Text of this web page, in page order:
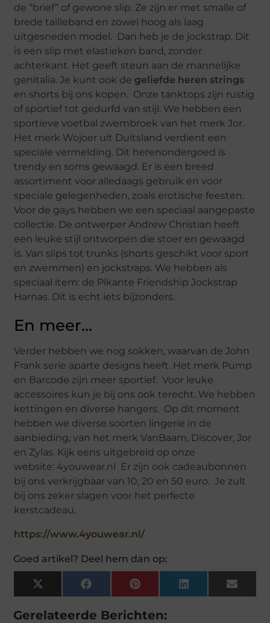
de “brief” of gewone slip. Ze zijn er met smalle of
brede tailleband en zowel hoog als laag
uitgesneden model. Dan heb je de jockstrap. Dit
is een slip met elastieken band, zonder
achterkant. Het geeft steun aan de mannelijke
genitalia. Je kunt ook degeliefde heren strings
en shorts bij ons kopen. Onze tanktops zijn rustig
of sportief tot gedurfd van stijl. We hebben een
sportieve voetbal zwembroek van het merk Jor.
Het merk Wojoer uit Duitsland verdient een
speciale vermelding. Dit herenondergoed is
trendy en soms gewaagd. Er is een breed
assortiment voor alledaags gebruik en voor
speciale gelegenheden, zoals erotische feesten.
Voor de gays hebben we een speciaal aangepaste
collectie. De ontwerper Andrew Christian heeft
een leuke stijl ontworpen die stoer en gewaagd
is. Van slips tot trunks (shorts geschikt voor sport
en zwemmen) en jockstraps. We hebben als
speciaal item: de Pikante Friendship Jockstrap
Harnas. Dit is echt iets bijzonders.
En meer…
Verder hebben we nog sokken, waarvan de John
Frank serie aparte designs heeft. Het merk Pump
en Barcode zijn meer sportief. Voor leuke
accessoires kun je bij ons ook terecht. We hebben
kettingen en diverse hangers. Op dit moment
hebben we diverse soorten lingerie in de
aanbieding, van het merk VanBaam, Discover, Jor
en Zylas. Kijk eens uitgebreid op onze
website: 4youwear.nl Er zijn ook cadeaubonnen
bij ons verkrijgbaar van 10, 20 en 50 euro. Je zult
bij ons zeker slagen voor het perfecte
kerstcadeau.
https://www.4youwear.nl/
Goed artikel? Deel hem dan op:
X
(Twitter)
FacebookPinterestLinkedIn Email
Gerelateerde Berichten: